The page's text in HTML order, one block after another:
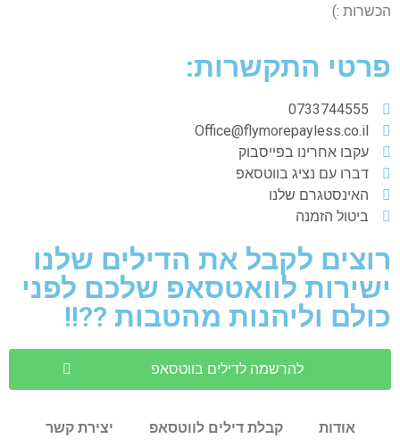
הכשרות :)
פרטי התקשרות:
0733744555
Office@flymorepayless.co.il
עקבו אחרינו בפייסבוק
דברו עם נציג בווטסאפ
האינסטגרם שלנו
ביטול הזמנה
רוצים לקבל את הדילים שלנו
ישירות לוואטסאפ שלכם לפני
כולם וליהנות מהטבות ??!!
להרשמה לדילים בווטסאפ
אודות קבלת דילים לווטסאפ יצירת קשר